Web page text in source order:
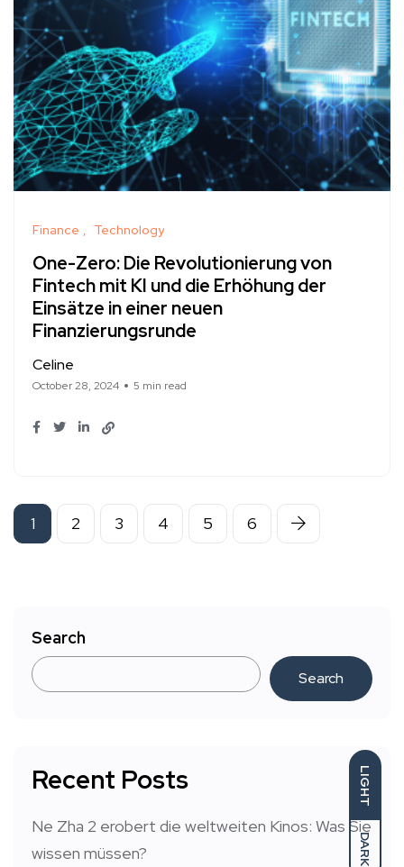
LIGHT
DARK
Finance Technology
One-Zero: Die Revolutionierung von
Fintech mit KI und die Erhöhung der
Einsätze in einer neuen
Finanzierungsrunde
Celine
October 28, 2024 5 min read
1 2 3 4 5 6
Search
Search
Recent Posts
Ne Zha 2 erobert die weltweiten Kinos: Was Sie
wissen müssen?